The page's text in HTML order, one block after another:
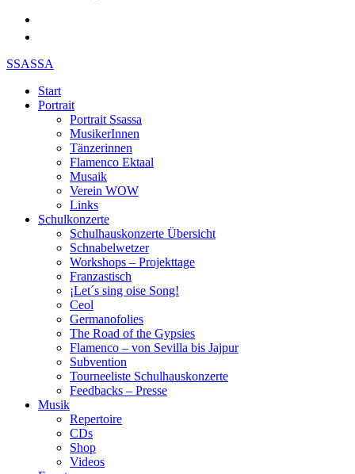
SSASSA
Start
Portrait
Portrait Ssassa
MusikerInnen
Tänzerinnen
Flamenco Ektaal
Musaik
Verein WOW
Links
Schulkonzerte
Schulhauskonzerte Übersicht
Schnabelwetzer
Workshops – Projekttage
Franzastisch
¡Let´s sing oise Song!
Ceol
Germanofolies
The Road of the Gypsies
Flamenco – von Sevilla bis Jajpur
Subvention
Tourneeliste Schulhauskonzerte
Feedbacks – Presse
Musik
Repertoire
CDs
Shop
Videos